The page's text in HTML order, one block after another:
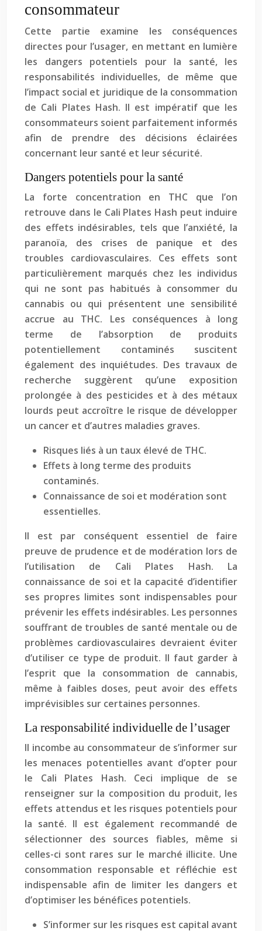
consommateur
Cette partie examine les conséquences
directes pour l’usager, en mettant en lumière
les dangers potentiels pour la santé, les
responsabilités individuelles, de même que
l’impact social et juridique de la consommation
de Cali Plates Hash. Il est impératif que les
consommateurs soient parfaitement informés
afin de prendre des décisions éclairées
concernant leur santé et leur sécurité.
Dangers potentiels pour la santé
La forte concentration en THC que l’on
retrouve dans le Cali Plates Hash peut induire
des effets indésirables, tels que l’anxiété, la
paranoïa, des crises de panique et des
troubles cardiovasculaires. Ces effets sont
particulièrement marqués chez les individus
qui ne sont pas habitués à consommer du
cannabis ou qui présentent une sensibilité
accrue au THC. Les conséquences à long
terme de l’absorption de produits
potentiellement contaminés suscitent
également des inquiétudes. Des travaux de
recherche suggèrent qu’une exposition
prolongée à des pesticides et à des métaux
lourds peut accroître le risque de développer
un cancer et d’autres maladies graves.
Risques liés à un taux élevé de THC.
Effets à long terme des produits
contaminés.
Connaissance de soi et modération sont
essentielles.
Il est par conséquent essentiel de faire
preuve de prudence et de modération lors de
l’utilisation de Cali Plates Hash. La
connaissance de soi et la capacité d’identifier
ses propres limites sont indispensables pour
prévenir les effets indésirables. Les personnes
souffrant de troubles de santé mentale ou de
problèmes cardiovasculaires devraient éviter
d’utiliser ce type de produit. Il faut garder à
l’esprit que la consommation de cannabis,
même à faibles doses, peut avoir des effets
imprévisibles sur certaines personnes.
La responsabilité individuelle de l’usager
Il incombe au consommateur de s’informer sur
les menaces potentielles avant d’opter pour
le Cali Plates Hash. Ceci implique de se
renseigner sur la composition du produit, les
effets attendus et les risques potentiels pour
la santé. Il est également recommandé de
sélectionner des sources fiables, même si
celles-ci sont rares sur le marché illicite. Une
consommation responsable et réfléchie est
indispensable afin de limiter les dangers et
d’optimiser les bénéfices potentiels.
S’informer sur les risques est capital avant